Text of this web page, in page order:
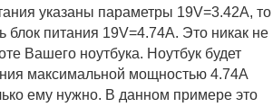
указаны параметры 19V=3.42A, то
блок питания 19V=4.74A. Это никак не
Вашего ноутбука. Ноутбук будет
максимальной мощностью 4.74А
ему нужно. В данном примере это